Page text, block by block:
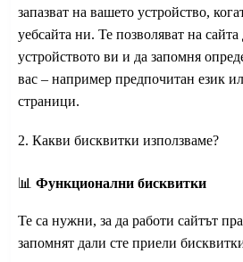
запазват на вашето устройство,
уебсайта ни. Те позволяват на сайта
устройството ви и да запомня
вас – например предпочитан език
страници.
2. Какви бисквитки използваме?
📊 Функционални бисквитки
Те са нужни, за да работи сайтът
запомнят дали сте приели